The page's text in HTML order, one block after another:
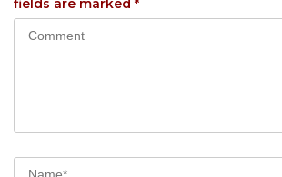
fields are marked *